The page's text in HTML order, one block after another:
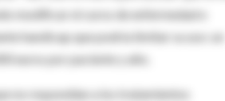
modificar el curso de enfermedad e
handicap que podría limitar su uso: un
euros por paciente y año.
no respondían a los tratamientos